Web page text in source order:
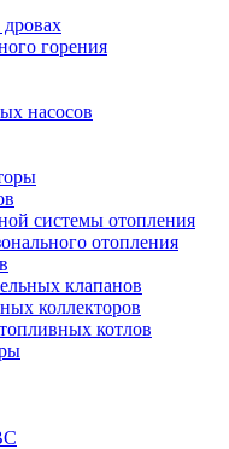
горения
насосов
системы отопления
отопления
клапанов
коллекторов
котлов